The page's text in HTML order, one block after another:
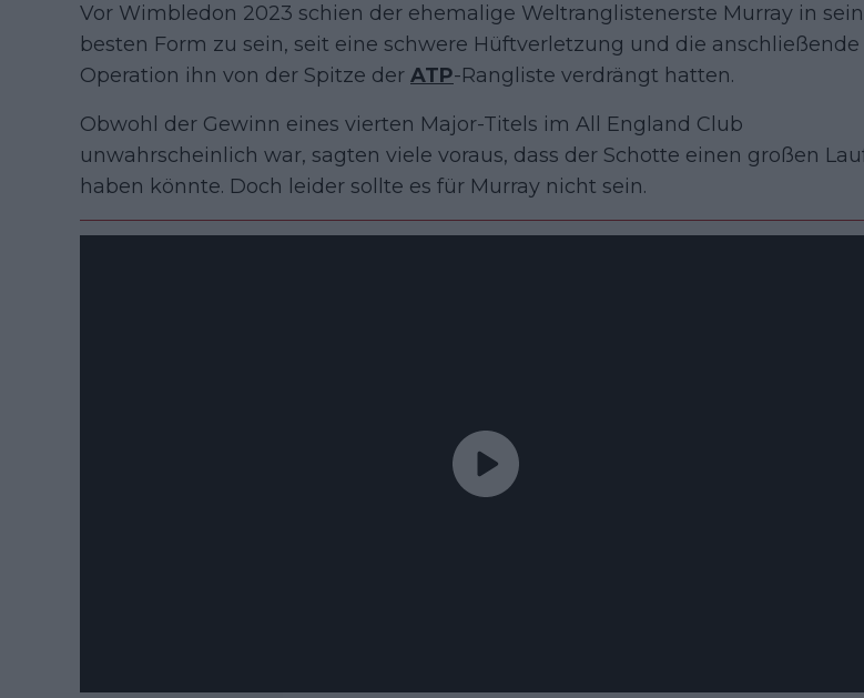
Vor Wimbledon 2023 schien der ehemalige Weltranglistenerste Murray in
besten Form zu sein, seit eine schwere Hüftverletzung und die anschließende
Operation ihn von der Spitze der ATP-Rangliste verdrängt hatten.
Obwohl der Gewinn eines vierten Major-Titels im All England Club
unwahrscheinlich war, sagten viele voraus, dass der Schotte einen großen
haben könnte. Doch leider sollte es für Murray nicht sein.